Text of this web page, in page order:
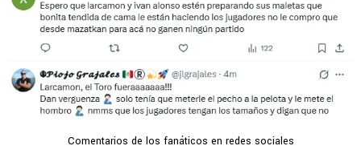
Comentarios de los fanáticos en redes sociales